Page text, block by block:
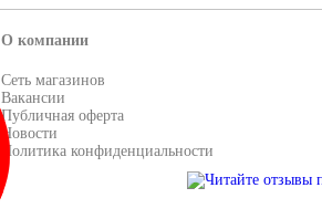
О компании
Сеть магазинов
Вакансии
Публичная оферта
Новости
Политика конфиденциальности